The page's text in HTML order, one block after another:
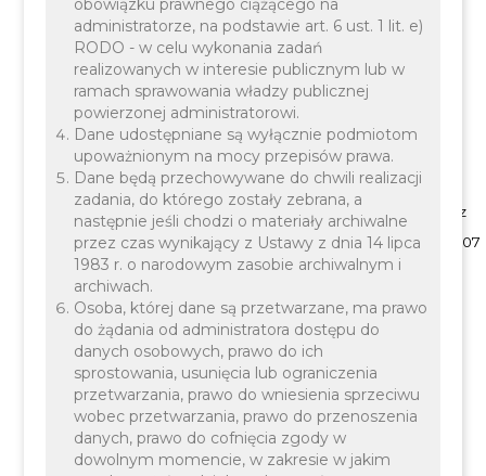
Miejscowy plan zagospodarowania
przestrzennego Gminy Liszki wczęści
wsi Liszki, Kryspinów, Piekary
Nr XI/81/07 z
dnia 02.08.2007
administratorze, na podstawie art. 6 ust. 1 lit. e)
RODO - w celu wykonania zadań
realizowanych w interesie publicznym lub w
ramach sprawowania władzy publicznej
powierzonej administratorowi.
Dane udostępniane są wyłącznie podmiotom
upoważnionym na mocy przepisów prawa.
Dane będą przechowywane do chwili realizacji
zadania, do którego zostały zebrana, a
następnie jeśli chodzi o materiały archiwalne
przez czas wynikający z Ustawy z dnia 14 lipca
1983 r. o narodowym zasobie archiwalnym i
archiwach.
Osoba, której dane są przetwarzane, ma prawo
do żądania od administratora dostępu do
danych osobowych, prawo do ich
sprostowania, usunięcia lub ograniczenia
przetwarzania, prawo do wniesienia sprzeciwu
wobec przetwarzania, prawo do przenoszenia
danych, prawo do cofnięcia zgody w
dowolnym momencie, w zakresie w jakim